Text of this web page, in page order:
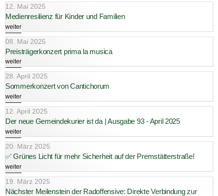
12. Mai 2025
Medienresilienz für Kinder und Familien
weiter
08. Mai 2025
Preisträgerkonzert prima la musica
weiter
28. April 2025
Sommerkonzert von Cantichorum
weiter
12. April 2025
Der neue Gemeindekurier ist da | Ausgabe 93 - April 2025
weiter
20. März 2025
✅ Grünes Licht für mehr Sicherheit auf der Premstätterstraße!
weiter
19. März 2025
Nächster Meilenstein der Radoffensive: Direkte Verbindung zur